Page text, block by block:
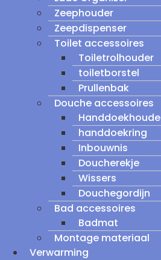
Zeephouder
Zeepdispenser
Toilet accessoires
Toiletrolhouder
toiletborstel
Prullenbak
Douche accessoires
handdoekring
Inbouwnis
Doucherekje
Wissers
Douchegordijn
Bad accessoires
Badmat
Montage materiaal
Verwarming